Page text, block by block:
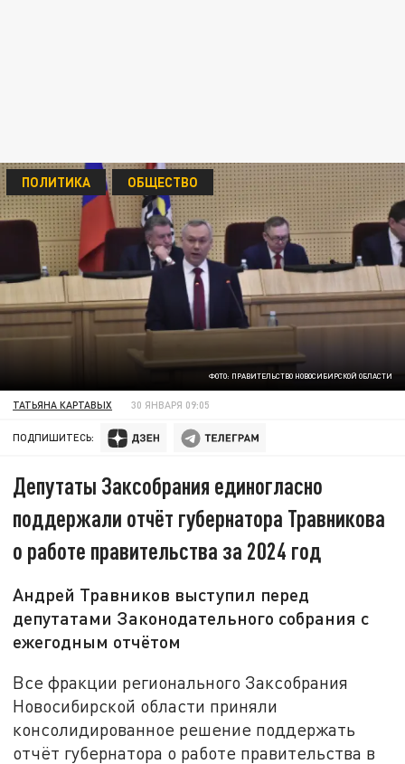
ФОТО: ПРАВИТЕЛЬСТВО НОВОСИБИРСКОЙ ОБЛАСТИ
ПОЛИТИКА ОБЩЕСТВО
ТАТЬЯНА КАРТАВЫХ 30 ЯНВАРЯ 09:05
ПОДПИШИТЕСЬ:
Депутаты Заксобрания единогласно
поддержали отчёт губернатора Травникова
о работе правительства за 2024 год
Андрей Травников выступил перед
депутатами Законодательного собрания с
ежегодным отчётом
Все фракции регионального Заксобрания
Новосибирской области приняли
консолидированное решение поддержать
отчёт губернатора о работе правительства в